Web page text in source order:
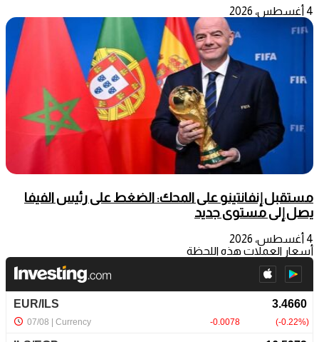
4 أغسطس، 2026
مستقبل إنفانتينو على المحك: الضغط على رئيس الفيفا
يصل إلى مستوى جديد
4 أغسطس، 2026
أسعار العملات هذه اللحظة